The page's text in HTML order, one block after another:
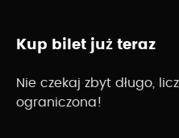
Kup bilet już teraz
Nie czekaj zbyt długo,
ograniczona!